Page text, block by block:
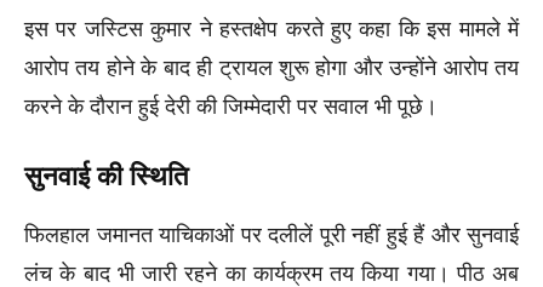
इस पर जस्टिस कुमार ने हस्तक्षेप करते हुए कहा कि इस मामले में
आरोप तय होने के बाद ही ट्रायल शुरू होगा और उन्होंने आरोप तय
करने के दौरान हुई देरी की जिम्मेदारी पर सवाल भी पूछे।
सुनवाई की स्थिति
फिलहाल जमानत याचिकाओं पर दलीलें पूरी नहीं हुई हैं और सुनवाई
लंच के बाद भी जारी रहने का कार्यक्रम तय किया गया। पीठ अब